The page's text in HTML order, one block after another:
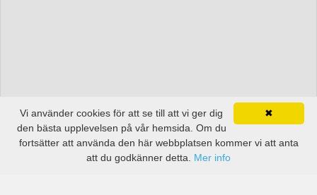
✖
Vi använder cookies för att se till att vi ger dig
den bästa upplevelsen på vår hemsida. Om du
fortsätter att använda den här webbplatsen kommer vi att anta
att du godkänner detta. Mer info